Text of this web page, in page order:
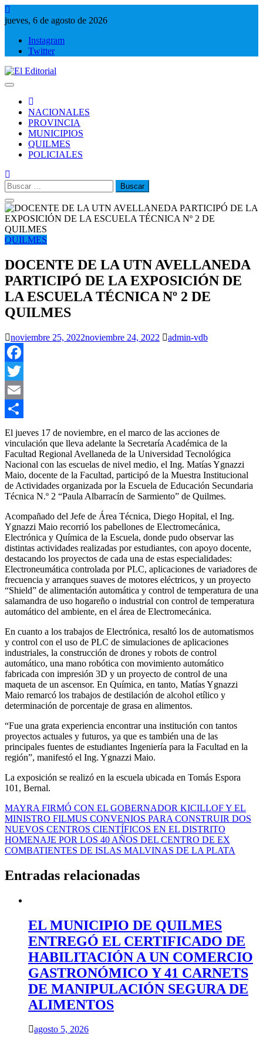
Saltar
al
jueves, 6 de agosto de 2026
Instagram
Twitter
NACIONALES
PROVINCIA
MUNICIPIOS
QUILMES
POLICIALES
Buscar:
QUILMES
DOCENTE DE LA UTN AVELLANEDA
PARTICIPÓ DE LA EXPOSICIÓN DE
LA ESCUELA TÉCNICA Nº 2 DE
QUILMES
noviembre 25, 2022noviembre 24, 2022 admin-vdb
Facebook
Twitter
Email
Compartir
El jueves 17 de noviembre, en el marco de las acciones de
vinculación que lleva adelante la Secretaría Académica de la
Facultad Regional Avellaneda de la Universidad Tecnológica
Nacional con las escuelas de nivel medio, el Ing. Matías Ygnazzi
Maio, docente de la Facultad, participó de la Muestra Institucional
de Actividades organizada por la Escuela de Educación Secundaria
Técnica N.º 2 “Paula Albarracín de Sarmiento” de Quilmes.
Acompañado del Jefe de Área Técnica, Diego Hopital, el Ing.
Ygnazzi Maio recorrió los pabellones de Electromecánica,
Electrónica y Química de la Escuela, donde pudo observar las
distintas actividades realizadas por estudiantes, con apoyo docente,
destacando los proyectos de cada una de estas especialidades:
Electroneumática controlada por PLC, aplicaciones de variadores de
frecuencia y arranques suaves de motores eléctricos, y un proyecto
“Shield” de alimentación automática y control de temperatura de una
salamandra de uso hogareño o industrial con control de temperatura
automático del ambiente, en el área de Electromecánica.
En cuanto a los trabajos de Electrónica, resaltó los de automatismos
y control con el uso de PLC de simulaciones de aplicaciones
industriales, la construcción de drones y robots de control
automático, una mano robótica con movimiento automático
fabricada con impresión 3D y un proyecto de control de una
maqueta de un ascensor. En Química, en tanto, Matías Ygnazzi
Maio remarcó los trabajos de destilación de alcohol etílico y
determinación de porcentaje de grasa en alimentos.
“Fue una grata experiencia encontrar una institución con tantos
proyectos actuales y futuros, ya que es también una de las
principales fuentes de estudiantes Ingeniería para la Facultad en la
región”, manifestó el Ing. Ygnazzi Maio.
La exposición se realizó en la escuela ubicada en Tomás Espora
101, Bernal.
Navegación
de
entradas
MAYRA FIRMÓ CON EL GOBERNADOR KICILLOF Y EL
MINISTRO FILMUS CONVENIOS PARA CONSTRUIR DOS
NUEVOS CENTROS CIENTÍFICOS EN EL DISTRITO
HOMENAJE POR LOS 40 AÑOS DEL CENTRO DE EX
COMBATIENTES DE ISLAS MALVINAS DE LA PLATA
Entradas relacionadas
EL MUNICIPIO DE QUILMES
ENTREGÓ EL CERTIFICADO DE
HABILITACIÓN A UN COMERCIO
GASTRONÓMICO Y 41 CARNETS
DE MANIPULACIÓN SEGURA DE
ALIMENTOS
agosto 5, 2026